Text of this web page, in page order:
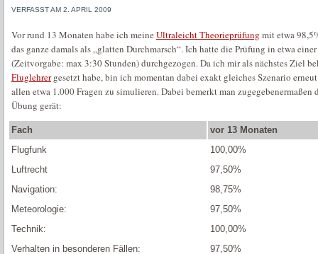
VERFASST AM 2. APRIL 2009
Vor rund 13 Monaten habe ich meine Ultraleicht Theorieprüfung mit etwa
das ganze damals als „glatten Durchmarsch“. Ich hatte die Prüfung in etwa
(Zeitvorgabe: max 3:30 Stunden) durchgezogen. Da ich mir als nächstes Ziel
Fluglehrergesetzt habe, bin ich momentan dabei exakt gleiches Szenario
allen etwa 1.000 Fragen zu simulieren. Dabei bemerkt man zugegebenermaßen
Übung gerät:
Fach
vor 13 Monaten
Flugfunk
100,00%
Luftrecht
97,50%
Navigation:
98,75%
Meteorologie:
97,50%
Technik:
100,00%
Verhalten in besonderen Fällen:
97,50%